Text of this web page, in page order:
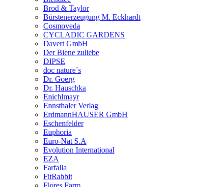
Brod & Taylor
Bürstenerzeugung M. Eckhardt
Cosmoveda
CYCLADIC GARDENS
Davert GmbH
Der Biene zuliebe
DIPSE
doc nature´s
Dr. Goerg
Dr. Hauschka
Enichlmayr
Ennsthaler Verlag
ErdmannHAUSER GmbH
Eschenfelder
Euphoria
Euro-Nat S.A
Evolution International
EZA
Farfalla
FitRabbit
Flores Farm